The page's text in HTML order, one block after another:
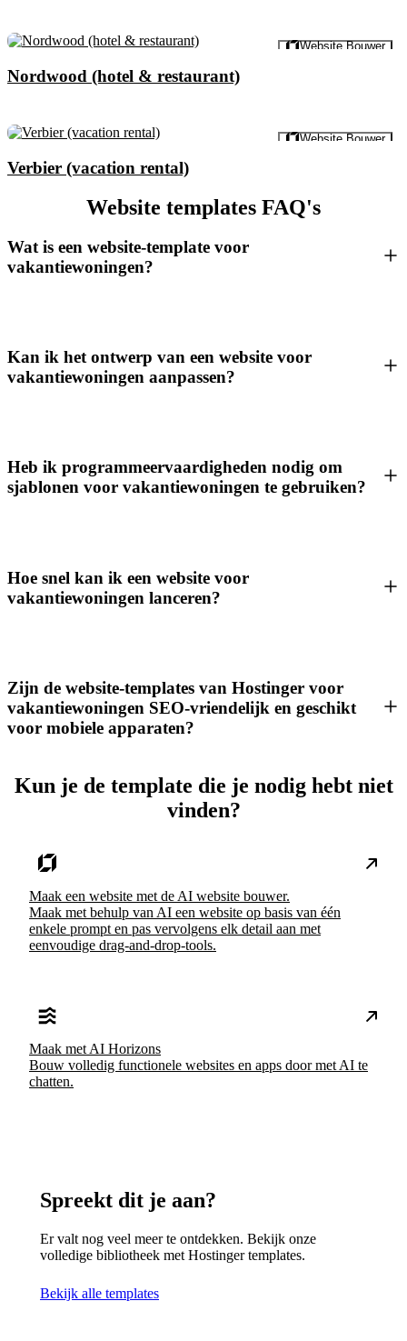
Voorbeeld Website Bouwer
Nordwood (hotel & restaurant)
Website Bouwer
Verbier (vacation rental)
Website templates FAQ's
Wat is een website-template voor
vakantiewoningen?
Kan ik het ontwerp van een website voor
vakantiewoningen aanpassen?
Heb ik programmeervaardigheden nodig om
sjablonen voor vakantiewoningen te gebruiken?
Hoe snel kan ik een website voor
vakantiewoningen lanceren?
Zijn de website-templates van Hostinger voor
vakantiewoningen SEO-vriendelijk en geschikt
voor mobiele apparaten?
Kun je de template die je nodig hebt niet
vinden?
Maak een website met de AI website bouwer.
Maak met behulp van AI een website op basis van één
enkele prompt en pas vervolgens elk detail aan met
eenvoudige drag-and-drop-tools.
Maak met AI Horizons
Bouw volledig functionele websites en apps door met AI te
chatten.
Spreekt dit je aan?
Er valt nog veel meer te ontdekken. Bekijk onze
volledige bibliotheek met Hostinger templates.
Bekijk alle templates